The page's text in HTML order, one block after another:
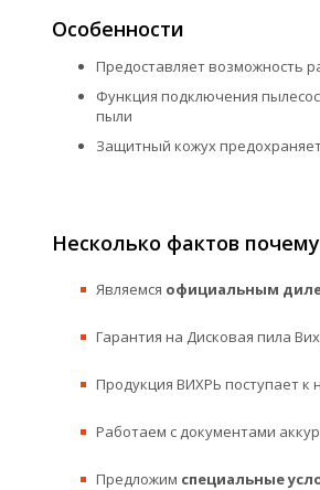
Особенности
Предоставляет возможность
Функция подключения
пыли
Защитный кожух
Несколько фактов
Являемся официальным
Гарантия на Дисковая пила
Продукция ВИХРЬ поступает к
Работаем с документами
Предложим специальные